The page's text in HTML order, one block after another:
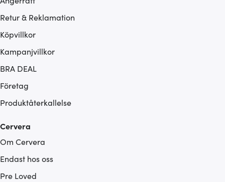
Retur & Reklamation
Köpvillkor
Kampanjvillkor
BRA DEAL
Företag
Produktåterkallelse
Cervera
Om Cervera
Endast hos oss
Pre Loved